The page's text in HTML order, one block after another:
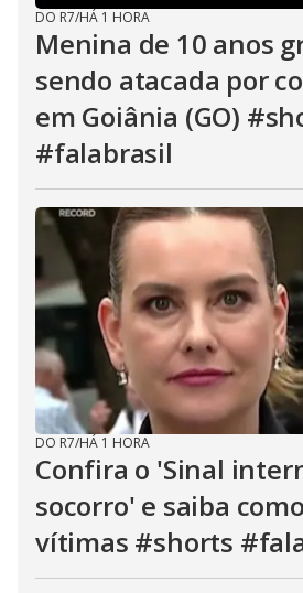
DO R7/HÁ 1 HORA
Menina de 10 anos
sendo atacada por
em Goiânia (GO)
#falabrasil
DO R7/HÁ 1 HORA
Confira o 'Sinal
socorro' e saiba
vítimas #shorts